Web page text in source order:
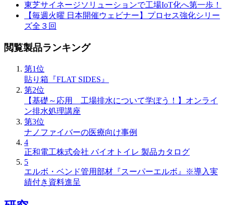
東芝サイネージソリューションで工場IoT化へ第一歩！
【毎週火曜 日本開催ウェビナー】プロセス強化シリー
ズ全３回
閲覧製品ランキング
第1位
貼り箱『FLAT SIDES』
第2位
【基礎～応用 工場排水について学ぼう！】オンライ
ン排水処理講座
第3位
ナノファイバーの医療向け事例
4
正和電工株式会社 バイオトイレ 製品カタログ
5
エルボ・ベンド管用部材『スーパーエルボ』※導入実
績付き資料進呈